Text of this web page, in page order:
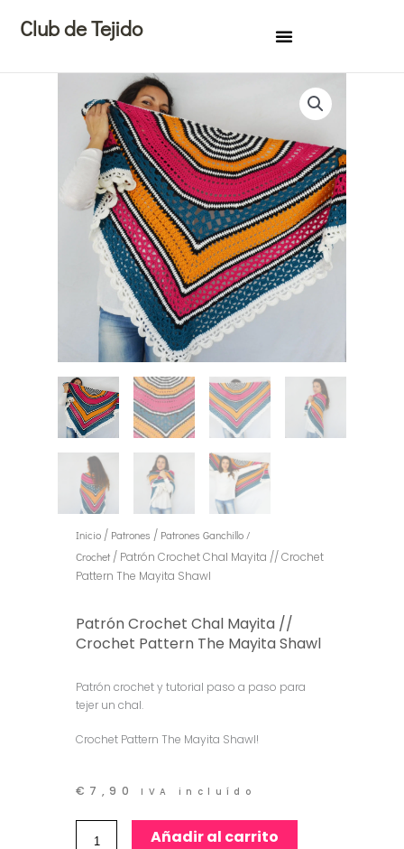
contenido
Club de Tejido
Inicio / Patrones / Patrones Ganchillo /
Crochet / Patrón Crochet Chal Mayita // Crochet
Pattern The Mayita Shawl
Patrón Crochet Chal Mayita //
Crochet Pattern The Mayita Shawl
Patrón crochet y tutorial paso a paso para
tejer un chal.
Crochet Pattern The Mayita Shawl!
€ 7,90 IVA incluído
Patrón
Añadir al carrito